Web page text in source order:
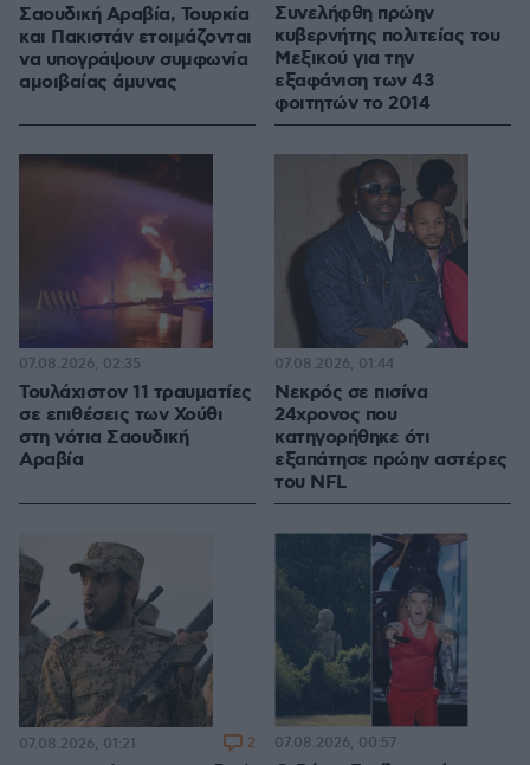
Σαουδική Αραβία, Τουρκία
και Πακιστάν ετοιμάζονται
να υπογράψουν συμφωνία
αμοιβαίας άμυνας
Συνελήφθη πρώην
κυβερνήτης πολιτείας του
Μεξικού για την
εξαφάνιση των 43
φοιτητών το 2014
Τουλάχιστον 11 τραυματίες
σε επιθέσεις των Χούθι
στη νότια Σαουδική
Αραβία
07.08.2026, 02:35
Νεκρός σε πισίνα
24χρονος που
κατηγορήθηκε ότι
εξαπάτησε πρώην αστέρες
του NFL
07.08.2026, 01:44
07.08.2026, 01:21 2 07.08.2026, 00:57